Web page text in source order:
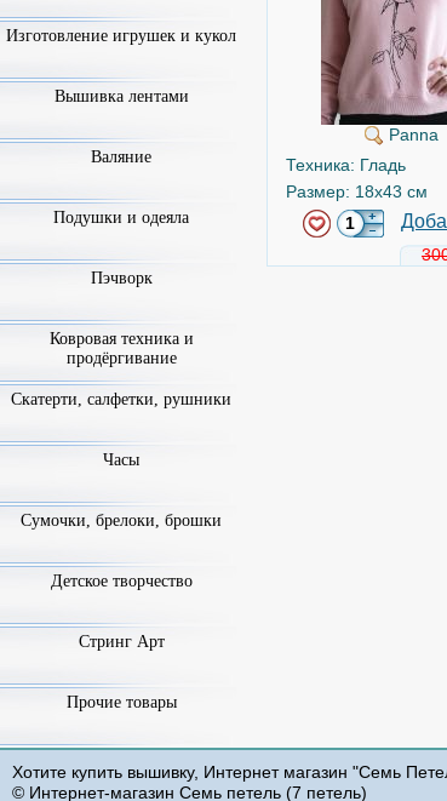
Panna
Техника: Гладь
Размер: 18x43 см
Изготовление игрушек и кукол
Вышивка лентами
Валяние
Подушки и одеяла
Пэчворк
Ковровая техника и
продёргивание
Скатерти, салфетки, рушники
Часы
Сумочки, брелоки, брошки
Детское творчество
Стринг Арт
Прочие товары
Хотите купить вышивку, Интернет магазин "Семь
© Интернет-магазин Семь петель (7 петель)